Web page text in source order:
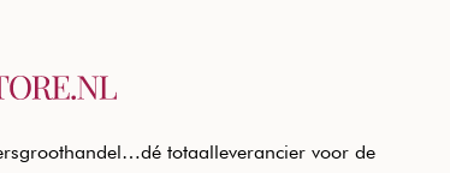
totaalleverancier voor de